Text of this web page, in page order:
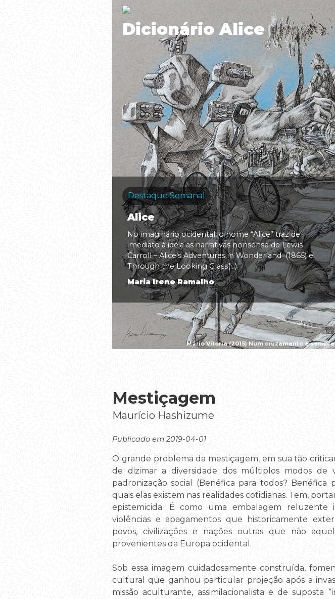
Mário Vitória (2015) Num cruzamento é
Dicionário Alice
Destaque Semanal
Alice
No imaginário ocidental, o nome “Alice” traz de
imediato à ideia as narrativas nonsense de Lewis
Carroll – Alice’s Adventures in Wonderland (1865) e
Through the Looking Glass(...)
Maria Irene Ramalho
Mestiçagem
Maurício Hashizume
Publicado em 2019-04-01
O grande problema da mestiçagem, em sua tão
de dizimar a diversidade dos múltiplos modos de
padronização social (Benéfica para todos? Benéfica
quais elas existem nas realidades cotidianas. Tem,
epistemicida. É como uma embalagem reluzente
violências e apagamentos que historicamente
povos, civilizações e nações outras que não
provenientes da Europa ocidental.
Sob essa imagem cuidadosamente construída,
cultural que ganhou particular projeção após a
missão aculturante, assimilacionalista e de suposta